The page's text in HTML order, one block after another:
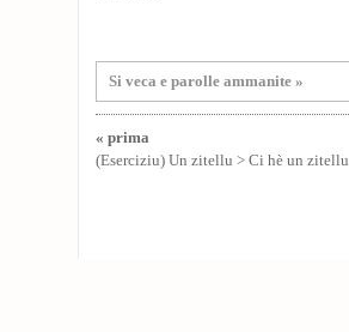
Si veca e parolle ammanite »
« prima
(Eserciziu) Un zitellu > Ci hè un zitellu